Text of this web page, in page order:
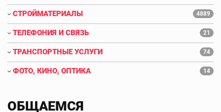
СТРОЙМАТЕРИАЛЫ 4889
ТЕЛЕФОНИЯ И СВЯЗЬ 21
ТРАНСПОРТНЫЕ УСЛУГИ 74
ФОТО, КИНО, ОПТИКА 14
ОБЩАЕМСЯ